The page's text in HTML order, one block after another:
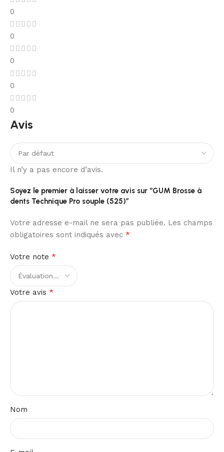
0
0
0
0
0
Avis
Il n’y a pas encore d’avis.
Soyez le premier à laisser votre avis sur “GUM Brosse à
dents Technique Pro souple (525)”
Votre adresse e-mail ne sera pas publiée. Les champs
obligatoires sont indiqués avec *
Votre note *
Votre avis *
Nom